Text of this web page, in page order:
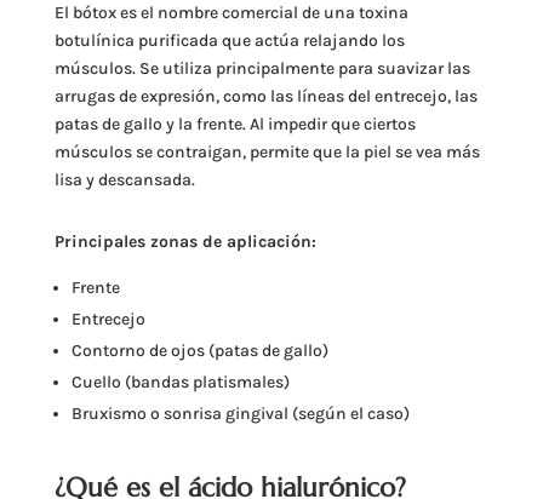
El bótox es el nombre comercial de una toxina
botulínica purificada que actúa relajando los
músculos. Se utiliza principalmente para suavizar las
arrugas de expresión, como las líneas del entrecejo, las
patas de gallo y la frente. Al impedir que ciertos
músculos se contraigan, permite que la piel se vea más
lisa y descansada.
Principales zonas de aplicación:
Frente
Entrecejo
Contorno de ojos (patas de gallo)
Cuello (bandas platismales)
Bruxismo o sonrisa gingival (según el caso)
¿Qué es el ácido hialurónico?